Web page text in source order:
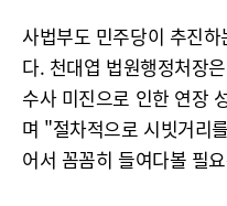
사법부도 민주당이 추진
다. 천대엽 법원행정처장
수사 미진으로 인한 연장
며 "절차적으로 시빗거리
어서 꼼꼼히 들여다볼 필